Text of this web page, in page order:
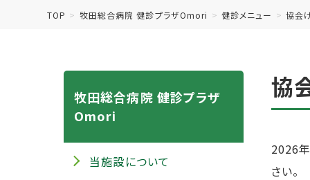
TOP 牧田総合病院 健診プラザOmori 健診メニュー 協会
協
2026
さい。
牧田総合病院 健診プラザ
Omori
当施設について